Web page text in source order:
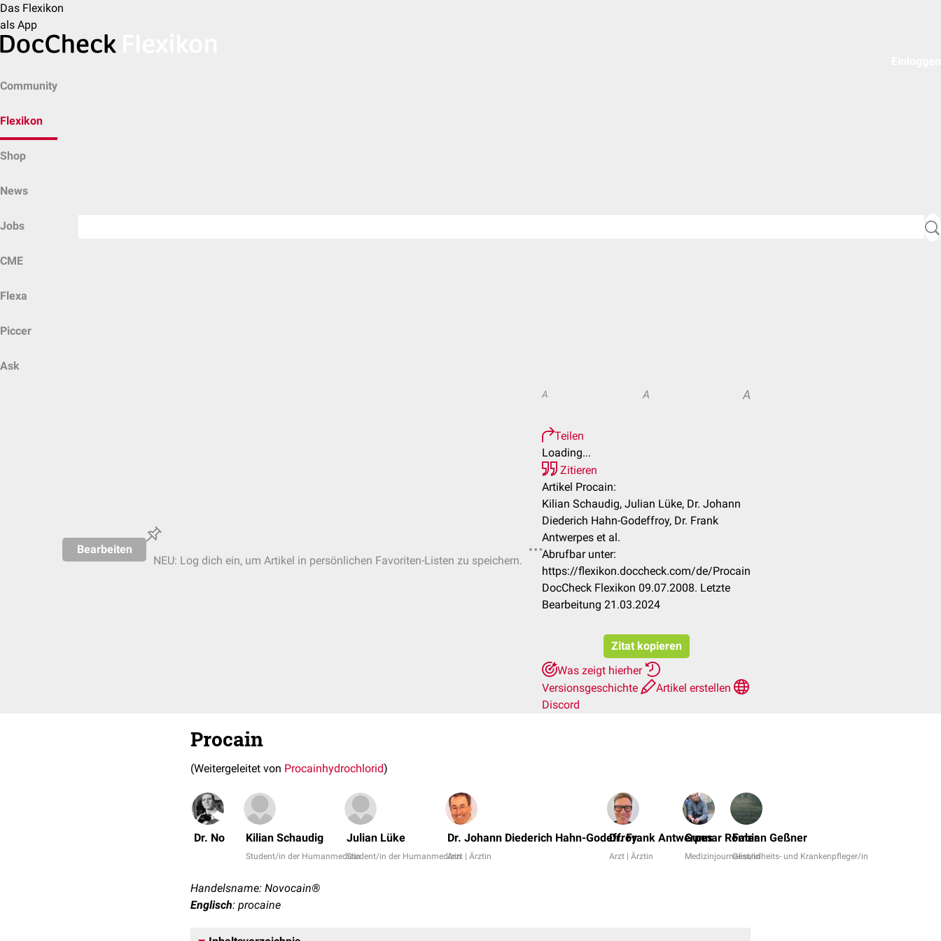
Das Flexikon
als App
Community
Flexikon
Shop
News
Jobs
CME
Flexa
Piccer
Ask
Bearbeiten
NEU: Log dich ein, um Artikel in persönlichen Favoriten-Listen zu speichern.
A A A
Teilen
Loading...
Zitieren
Artikel Procain:
Kilian Schaudig, Julian Lüke, Dr. Johann
Diederich Hahn-Godeffroy, Dr. Frank
Antwerpes et al.
Abrufbar unter:
https://flexikon.doccheck.com/de/Procain
DocCheck Flexikon 09.07.2008. Letzte
Bearbeitung 21.03.2024
Zitat kopieren
Was zeigt hierher
Versionsgeschichte
Artikel erstellen
Discord
Procain
(Weitergeleitet von Procainhydrochlorid)
Dr. No Kilian Schaudig
Student/in der Humanmedizin
Julian Lüke
Student/in der Humanmedizin
Dr. Johann Diederich Hahn-Godeffroy
Arzt | Ärztin
Dr. Frank Antwerpes
Arzt | Ärztin
Gunnar Römer
Medizinjournalist/in
Fabian Geßner
Gesundheits- und Krankenpfleger/in
Handelsname: Novocain®
Englisch: procaine